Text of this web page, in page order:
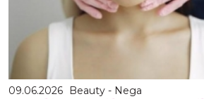
09.06.2026 Beauty - Nega